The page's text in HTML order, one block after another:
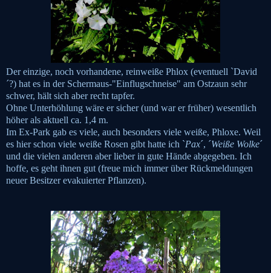
Der einzige, noch vorhandene, reinweiße Phlox (eventuell `David
´?) hat es in der Schermaus-"Einflugschneise" am Ostzaun sehr
schwer, hält sich aber recht tapfer.
Ohne Unterhöhlung wäre er sicher (und war er früher) wesentlich
höher als aktuell ca. 1,4 m.
Im Ex-Park gab es viele, auch besonders viele weiße, Phloxe. Weil
es hier schon viele weiße Rosen gibt hatte ich `Pax´, ´Weiße Wolke´
und die vielen anderen aber lieber in gute Hände abgegeben. Ich
hoffe, es geht ihnen gut (freue mich immer über Rückmeldungen
neuer Besitzer evakuierter Pflanzen).